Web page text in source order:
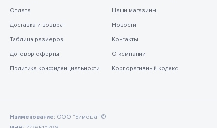
Оплата
Доставка и возврат
Таблица размеров
Договор оферты
Политика конфиденциальности
Наши магазины
Новости
Контакты
О компании
Корпоративный кодекс
Наименование: ООО "Бимоша" ©